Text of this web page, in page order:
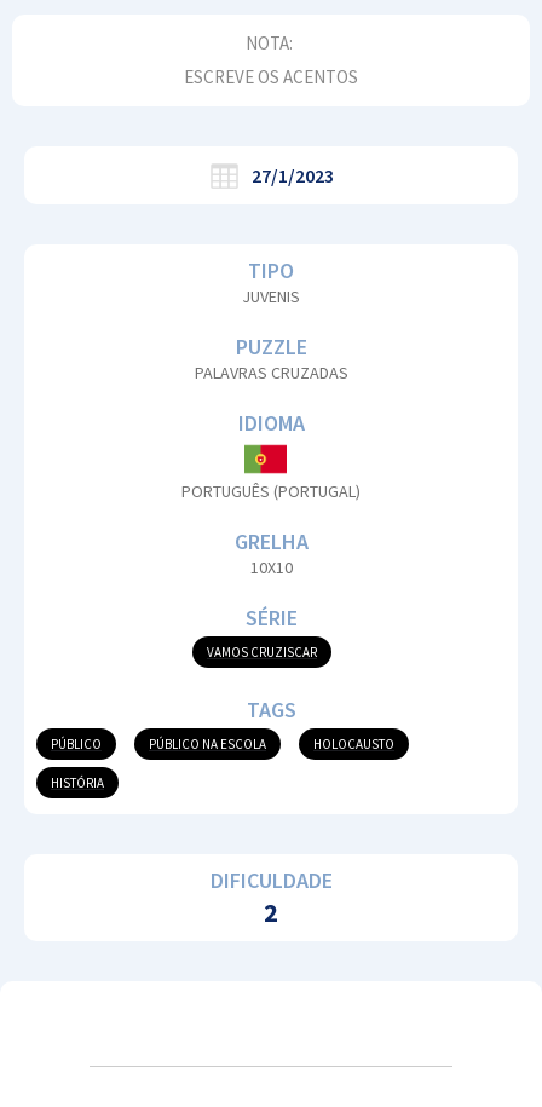
NOTA:
ESCREVE OS ACENTOS
27/1/2023
TIPO
JUVENIS
PUZZLE
PALAVRAS CRUZADAS
IDIOMA
PORTUGUÊS (PORTUGAL)
GRELHA
10X10
SÉRIE
VAMOS CRUZISCAR
TAGS
PÚBLICO PÚBLICO NA ESCOLA HOLOCAUSTO
HISTÓRIA
DIFICULDADE
2